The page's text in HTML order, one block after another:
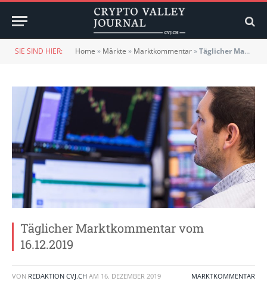
SIE SIND HIER: Home » Märkte » Marktkommentar»Täglicher Marktkommentar vom 16.12.2019
Täglicher Marktkommentar vom
16.12.2019
VON REDAKTION CVJ.CH AM 16. DEZEMBER 2019 MARKTKOMMENTAR